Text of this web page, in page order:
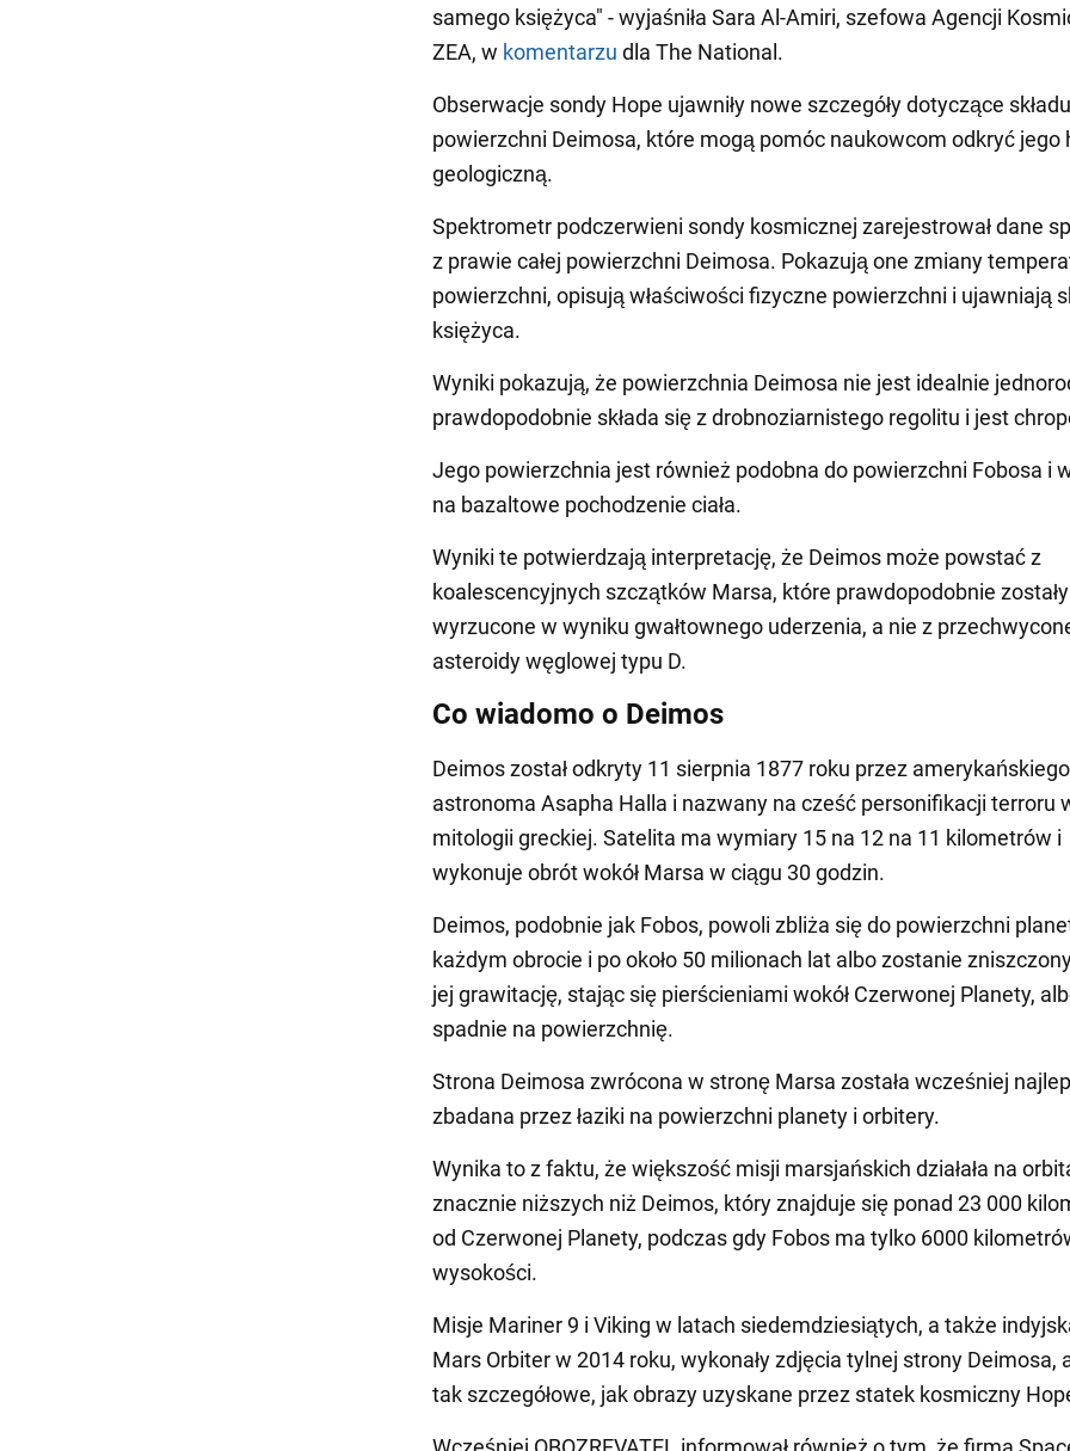
samego księżyca" - wyjaśniła Sara Al-Amiri, szefowa Agencji
ZEA, w komentarzu dla The National.
Obserwacje sondy Hope ujawniły nowe szczegóły dotyczące składu
powierzchni Deimosa, które mogą pomóc naukowcom odkryć jego
geologiczną.
Spektrometr podczerwieni sondy kosmicznej zarejestrował dane
z prawie całej powierzchni Deimosa. Pokazują one zmiany
powierzchni, opisują właściwości fizyczne powierzchni i ujawniają
księżyca.
Wyniki pokazują, że powierzchnia Deimosa nie jest idealnie
prawdopodobnie składa się z drobnoziarnistego regolitu i jest
Jego powierzchnia jest również podobna do powierzchni Fobosa i
na bazaltowe pochodzenie ciała.
Wyniki te potwierdzają interpretację, że Deimos może powstać z
koalescencyjnych szczątków Marsa, które prawdopodobnie zostały
wyrzucone w wyniku gwałtownego uderzenia, a nie z
asteroidy węglowej typu D.
Co wiadomo o Deimos
Deimos został odkryty 11 sierpnia 1877 roku przez amerykańskiego
astronoma Asapha Halla i nazwany na cześć personifikacji terroru
mitologii greckiej. Satelita ma wymiary 15 na 12 na 11 kilometrów i
wykonuje obrót wokół Marsa w ciągu 30 godzin.
Deimos, podobnie jak Fobos, powoli zbliża się do powierzchni
każdym obrocie i po około 50 milionach lat albo zostanie
jej grawitację, stając się pierścieniami wokół Czerwonej Planety,
spadnie na powierzchnię.
Strona Deimosa zwrócona w stronę Marsa została wcześniej
zbadana przez łaziki na powierzchni planety i orbitery.
Wynika to z faktu, że większość misji marsjańskich działała na
znacznie niższych niż Deimos, który znajduje się ponad 23 000
od Czerwonej Planety, podczas gdy Fobos ma tylko 6000
wysokości.
Misje Mariner 9 i Viking w latach siedemdziesiątych, a także
Mars Orbiter w 2014 roku, wykonały zdjęcia tylnej strony Deimosa,
tak szczegółowe, jak obrazy uzyskane przez statek kosmiczny